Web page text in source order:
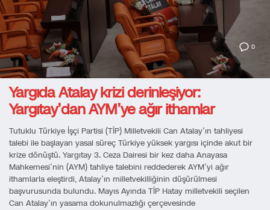
0
Yargıda Atalay krizi derinleşiyor:
Yargıtay’dan AYM’ye ağır ithamlar
Tutuklu Türkiye İşçi Partisi (TİP) Milletvekili Can Atalay’ın tahliyesi
talebi ile başlayan yasal süreç Türkiye yüksek yargısı içinde akut bir
krize dönüştü. Yargıtay 3. Ceza Dairesi bir kez daha Anayasa
Mahkemesi’nin (AYM) tahliye talebini reddederek AYM’yi ağır
ithamlarla eleştirdi, Atalay’ın milletvekilliğinin düşürülmesi
başvurusunda bulundu. Mayıs Ayında TİP Hatay milletvekili seçilen
Can Atalay’ın yasama dokunulmazlığı çerçevesinde